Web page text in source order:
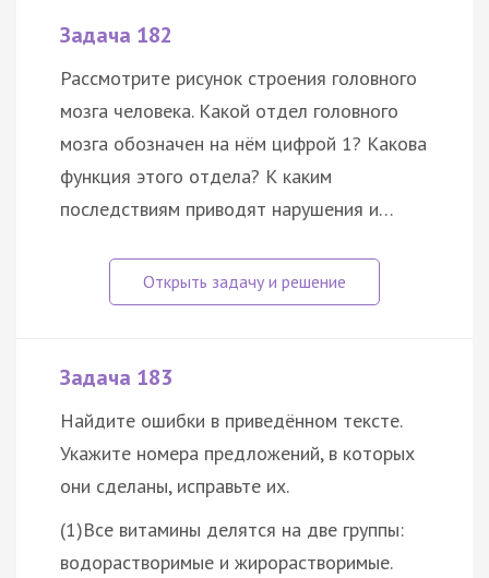
Задача 182
Рассмотрите рисунок строения головного
мозга человека. Какой отдел головного
мозга обозначен на нём цифрой 1? Какова
функция этого отдела? К каким
последствиям приводят нарушения и…
Задача 183
Найдите ошибки в приведённом тексте.
Укажите номера предложений, в которых
они сделаны, исправьте их.
(1)Все витамины делятся на две группы:
водорастворимые и жирорастворимые.